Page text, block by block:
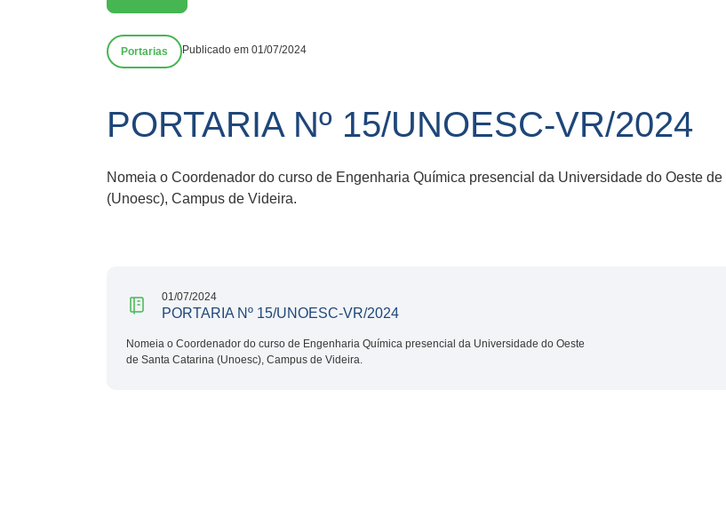
Portarias Publicado em 01/07/2024
PORTARIA Nº 15/UNOESC-VR/2024
Nomeia o Coordenador do curso de Engenharia Química presencial da Universidade do Oeste
(Unoesc), Campus de Videira.
01/07/2024
PORTARIA Nº 15/UNOESC-VR/2024
Nomeia o Coordenador do curso de Engenharia Química presencial da Universidade do Oeste
de Santa Catarina (Unoesc), Campus de Videira.